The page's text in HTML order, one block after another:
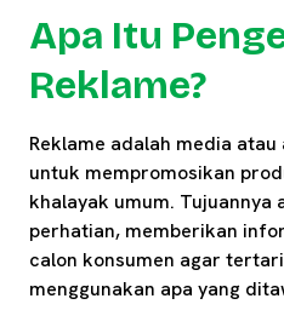
Apa Itu
Reklame?
Reklame adalah media
untuk mempromosikan
khalayak umum. Tujuannya
perhatian, memberikan
calon konsumen agar
menggunakan apa yang